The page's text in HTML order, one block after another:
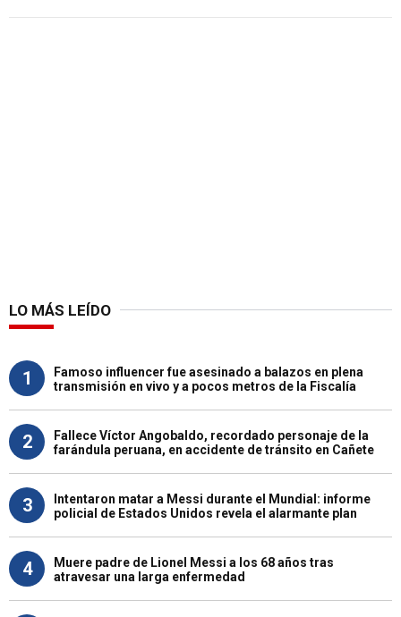
LO MÁS LEÍDO
1
Famoso influencer fue asesinado a balazos en plena
transmisión en vivo y a pocos metros de la Fiscalía
2
Fallece Víctor Angobaldo, recordado personaje de la
farándula peruana, en accidente de tránsito en Cañete
3
Intentaron matar a Messi durante el Mundial: informe
policial de Estados Unidos revela el alarmante plan
4
Muere padre de Lionel Messi a los 68 años tras
atravesar una larga enfermedad